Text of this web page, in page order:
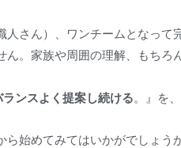
さん）、ワンチームとなっ
。家族や周囲の理解、もちろ
ンスよく提案し続ける。』を
始めてみてはいかがでしょうか